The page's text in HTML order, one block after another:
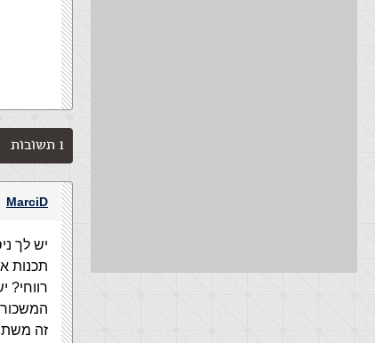
1 תשובות
MarciD
יש לך
תכנות
רווחי?
המשכורות יכולות
זה